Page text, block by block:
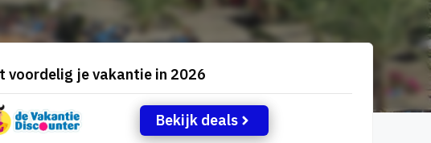
voordelig je vakantie in 2026
Bekijk deals